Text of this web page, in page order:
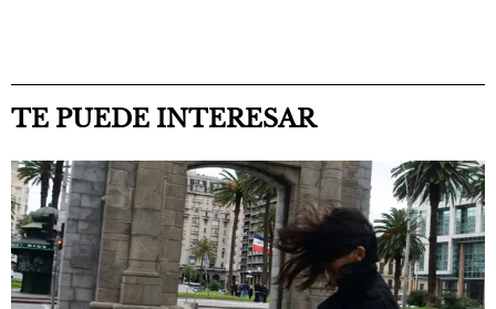
TE PUEDE INTERESAR